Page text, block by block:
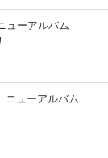
ューアルバム
ニューアルバム